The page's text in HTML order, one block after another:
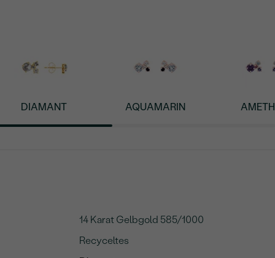
DIAMANT AQUAMARIN
14 Karat Gelbgold 585/1000
Recyceltes